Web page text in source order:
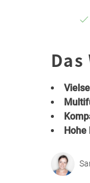
Hohe